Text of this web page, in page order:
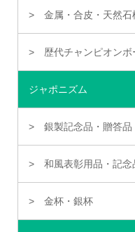
金属・合皮・天然石
歴代チャンピオンボ
ジャポニズム
銀製記念品・贈答品
和風表彰用品・記念
金杯・銀杯